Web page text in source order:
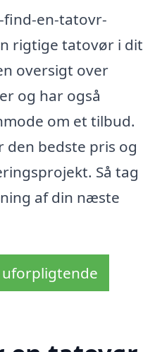
find-en-tatovr-
rigtige tatovør i dit
oversigt over
og har også
om et tilbud.
den bedste pris og
Så tag
af din næste